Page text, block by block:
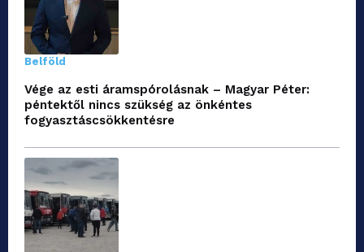
Belföld
Vége az esti áramspórolásnak – Magyar Péter:
péntektől nincs szükség az önkéntes
fogyasztáscsökkentésre